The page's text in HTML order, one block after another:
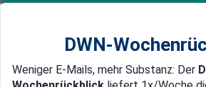
Newsticker MEIN DWN:
DWN-
Weniger E-Mails, mehr Substanz: Der